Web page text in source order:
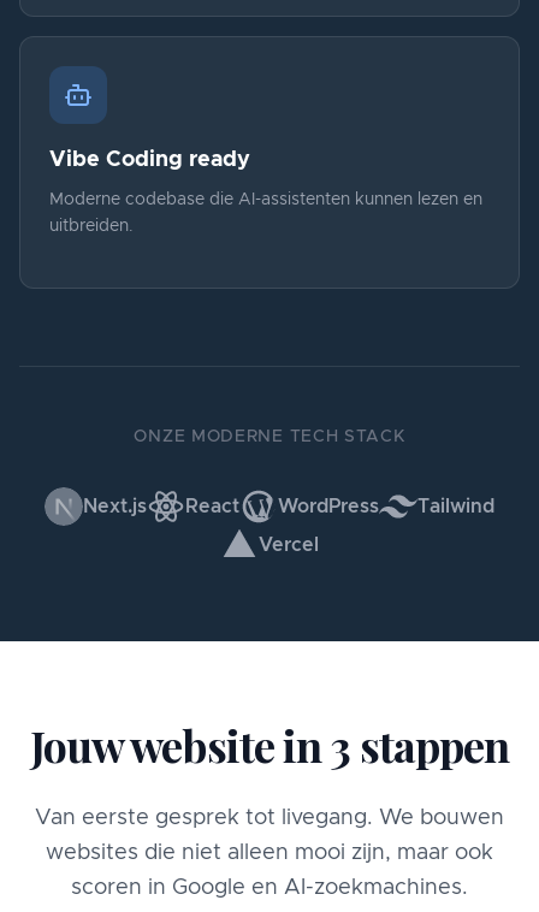
Vibe Coding ready
Moderne codebase die AI-assistenten kunnen lezen en
uitbreiden.
ONZE MODERNE TECH STACK
Next.js React WordPress
Tailwind
Vercel
Jouw website in 3 stappen
Van eerste gesprek tot livegang. We bouwen
websites die niet alleen mooi zijn, maar ook
scoren in Google en AI-zoekmachines.